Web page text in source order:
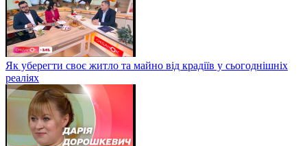
Як уберегти своє житло та майно від крадіїв у сьогоднішніх
реаліях